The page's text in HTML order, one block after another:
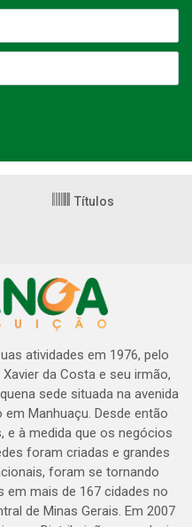
Títulos
atividades em 1976, pelo
da Costa e seu irmão,
sede situada na avenida
Manhuaçu. Desde então
e à medida que os negócios
foram criadas e grandes
foram se tornando
em mais de 167 cidades no
de Minas Gerais. Em 2007